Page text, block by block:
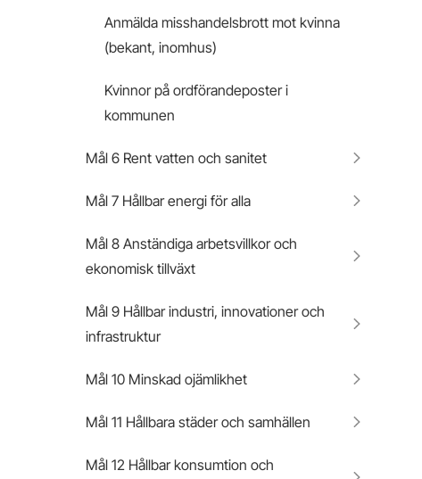
Anmälda misshandelsbrott mot kvinna
(bekant, inomhus)
Kvinnor på ordförandeposter i
kommunen
Mål 6 Rent vatten och sanitet
Mål 7 Hållbar energi för alla
Mål 8 Anständiga arbetsvillkor och
ekonomisk tillväxt
Mål 9 Hållbar industri, innovationer och
infrastruktur
Mål 10 Minskad ojämlikhet
Mål 11 Hållbara städer och samhällen
Mål 12 Hållbar konsumtion och